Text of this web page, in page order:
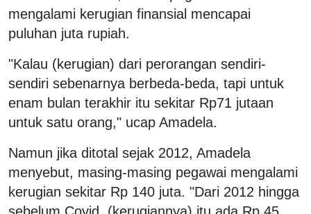
mengalami kerugian finansial mencapai
puluhan juta rupiah.
"Kalau (kerugian) dari perorangan sendiri-
sendiri sebenarnya berbeda-beda, tapi untuk
enam bulan terakhir itu sekitar Rp71 jutaan
untuk satu orang," ucap Amadela.
Namun jika ditotal sejak 2012, Amadela
menyebut, masing-masing pegawai mengalami
kerugian sekitar Rp 140 juta. "Dari 2012 hingga